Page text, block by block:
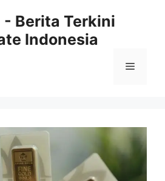
- Berita Terkini
Indonesia
Menu